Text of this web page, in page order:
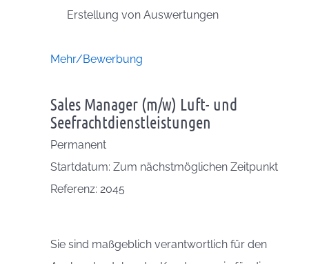
Erstellung von Auswertungen
Mehr/Bewerbung
Sales Manager (m/w) Luft- und
Seefrachtdienstleistungen
Permanent
Startdatum: Zum nächstmöglichen Zeitpunkt
Referenz: 2045
Sie sind maßgeblich verantwortlich für den